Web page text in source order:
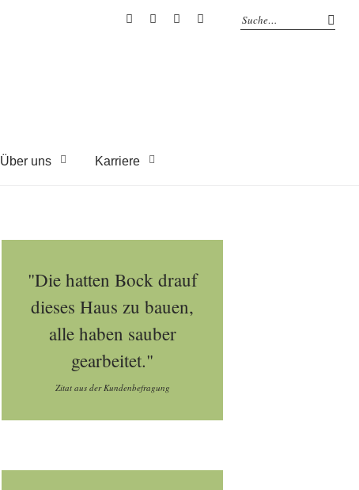
Über uns Karriere
"Die hatten Bock drauf
dieses Haus zu bauen,
alle haben sauber
gearbeitet."
Zitat aus der Kundenbefragung